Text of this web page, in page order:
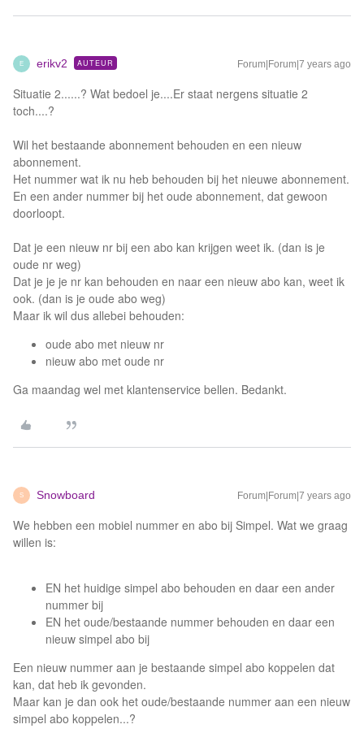
E erikv2 AUTEUR Forum|Forum|7 years ago
Situatie 2......? Wat bedoel je....Er staat nergens situatie 2
toch....?
Wil het bestaande abonnement behouden en een nieuw
abonnement.
Het nummer wat ik nu heb behouden bij het nieuwe abonnement.
En een ander nummer bij het oude abonnement, dat gewoon
doorloopt.
Dat je een nieuw nr bij een abo kan krijgen weet ik. (dan is je
oude nr weg)
Dat je je je nr kan behouden en naar een nieuw abo kan, weet ik
ook. (dan is je oude abo weg)
Maar ik wil dus allebei behouden:
oude abo met nieuw nr
nieuw abo met oude nr
Ga maandag wel met klantenservice bellen. Bedankt.
S Snowboard Forum|Forum|7 years ago
We hebben een mobiel nummer en abo bij Simpel. Wat we graag
willen is:
EN het huidige simpel abo behouden en daar een ander
nummer bij
EN het oude/bestaande nummer behouden en daar een
nieuw simpel abo bij
Een nieuw nummer aan je bestaande simpel abo koppelen dat
kan, dat heb ik gevonden.
Maar kan je dan ook het oude/bestaande nummer aan een nieuw
simpel abo koppelen...?